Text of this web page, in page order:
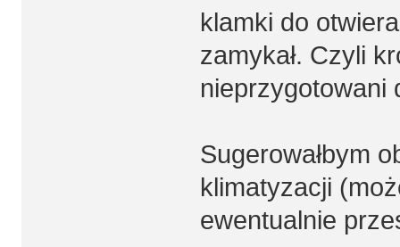
klamki do
zamykał. Czyli
nieprzygotowani
Sugerowałbym
klimatyzacji
ewentualnie